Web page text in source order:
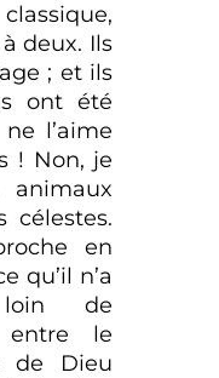
deux. Ils
; et ils
ont été
l’aime
! Non, je
célestes.
en
qu’il n’a
de
le
de Dieu